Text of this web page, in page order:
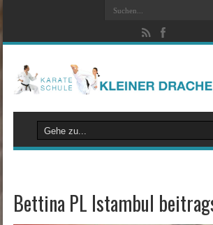
Bettina PL Istambul